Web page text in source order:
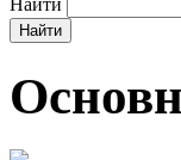
Найти